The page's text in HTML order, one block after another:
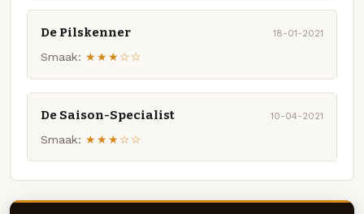
De Pilskenner 18-01-2021
Smaak: ★★★☆☆
De Saison-Specialist 10-04-2021
Smaak: ★★★☆☆